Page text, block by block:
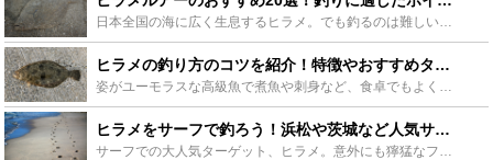
日本全国の海に広く生息するヒラメ。でも釣るのは難しい・・・そんなイメージを持っていませんか？ヒラメを釣り上げる確率を少しでも上げるため、おすすめのヒラメルアー２０選をご紹介します。ポイント選びやベス...
ヒラメの釣り方のコツを紹介！特徴やおすすめタックルなど - Leisurego(レジャーゴー)
姿がユーモラスな高級魚で煮魚や刺身など、食卓でもよく目にするヒラメは、多くの人に親しまれています。そんなヒラメはサーフ釣り、堤防釣りと、ヒラメ釣り初心者でも楽しめるため、ちょっとしたブームになってい...
ヒラメをサーフで釣ろう！浜松や茨城など人気サーフでの釣果情報まとめ！ - Leisurego(レジャーゴー)
サーフでの大人気ターゲット、ヒラメ。意外にも獰猛なフィッシュイーターです。そんなヒラメを、できれば座布団ヒラメを どんな時期、どんな時間にどんなポイントで、そしてどんなルアーでどんなふうに狙えばいい...